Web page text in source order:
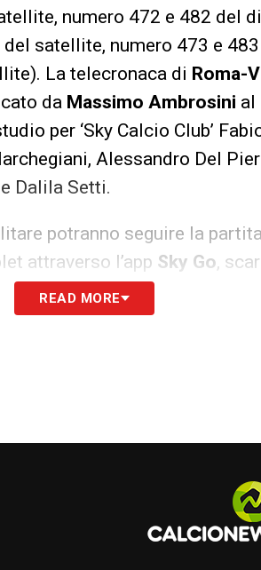
numero 472 e 482 del
del satellite, numero 473 e
La telecronaca di Roma-
da Massimo Ambrosini al
per ‘Sky Calcio Club’
Alessandro Del
Dalila Setti.
potranno seguire la
attraverso l’app Sky Go,
TV,disponibile per i suoi
aggiornata di tutti i siti dove
(numero 201 del satellite,
READ MORE